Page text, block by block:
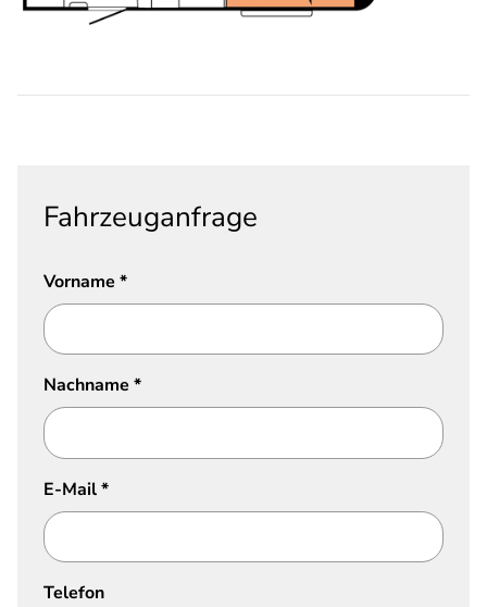
Fahrzeuganfrage
Vorname *
Nachname *
E-Mail*
Telefon